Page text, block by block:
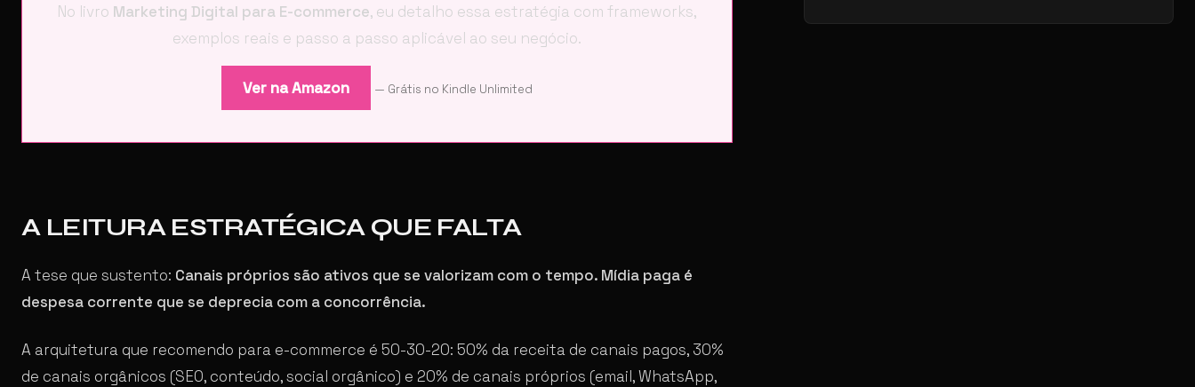
No livro Marketing Digital para E-commerce, eu detalho essa estratégia com frameworks,
exemplos reais e passo a passo aplicável ao seu negócio.
Ver na Amazon — Grátis no Kindle Unlimited
A LEITURA ESTRATÉGICA QUE FALTA
A tese que sustento: Canais próprios são ativos que se valorizam com o tempo. Mídia paga é
despesa corrente que se deprecia com a concorrência.
A arquitetura que recomendo para e-commerce é 50-30-20: 50% da receita de canais pagos, 30%
de canais orgânicos (SEO, conteúdo, social orgânico) e 20% de canais próprios (email, WhatsApp,